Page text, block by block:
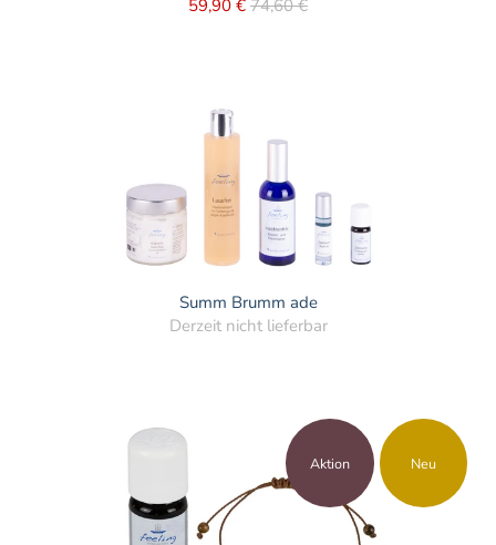
59,90 € 74,60 €
Summ Brumm ade
Derzeit nicht lieferbar
Neu
Aktion